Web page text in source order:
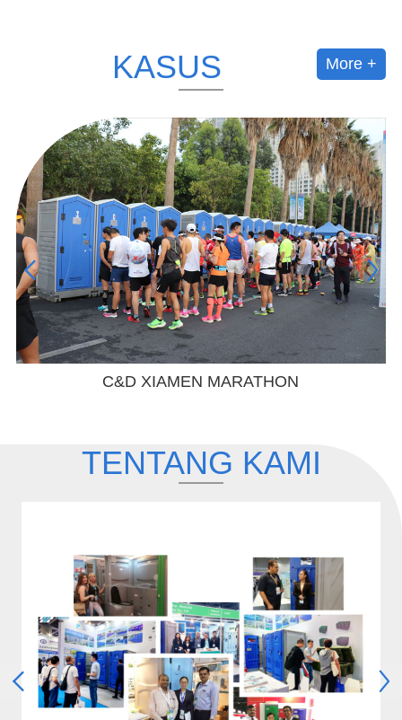
KASUS More +
Merayakan Hari Jadi ke-100 Universitas
TENTANG KAMI